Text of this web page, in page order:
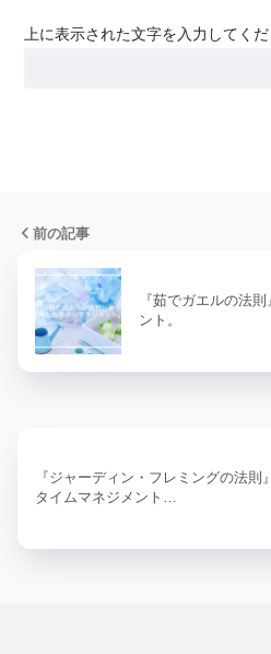
上に表示された文字を入力してくだ
前の記事
『茹でガエルの法
ント。
『ジャーディン・フレミングの法則
タイムマネジメント…